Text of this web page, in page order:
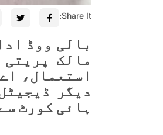
Share It:
بالی ووڈ
مالک
استعمال،
دیگر
ہائی کورٹ